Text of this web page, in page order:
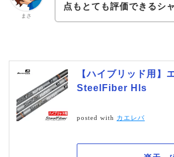
まさ
点もとても評価できるシ
【ハイブリッド用】
SteelFiber Hls
posted with カエレバ